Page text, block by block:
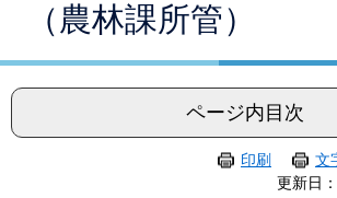
（農林課所管）
ページ内目次
印刷
文
更新日